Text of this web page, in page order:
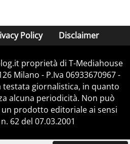
Policy Disclaimer
proprietà di T-Mediahouse
Milano - P.Iva 06933670967 -
testata giornalistica, in quanto
alcuna periodicità. Non può
prodotto editoriale ai sensi
62 del 07.03.2001